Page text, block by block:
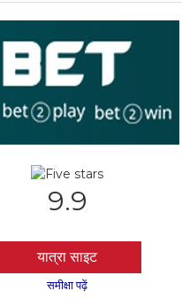
9.9
यात्रा साइट
समीक्षा पढ़ें